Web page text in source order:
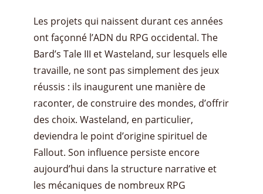
Les projets qui naissent durant ces années
ont façonné l’ADN du RPG occidental. The
Bard’s Tale III et Wasteland, sur lesquels elle
travaille, ne sont pas simplement des jeux
réussis : ils inaugurent une manière de
raconter, de construire des mondes, d’offrir
des choix. Wasteland, en particulier,
deviendra le point d’origine spirituel de
Fallout. Son influence persiste encore
aujourd’hui dans la structure narrative et
les mécaniques de nombreux RPG